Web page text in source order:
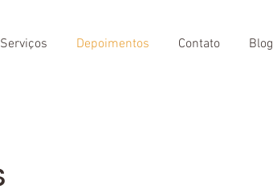
Serviços Depoimentos Contato Blog